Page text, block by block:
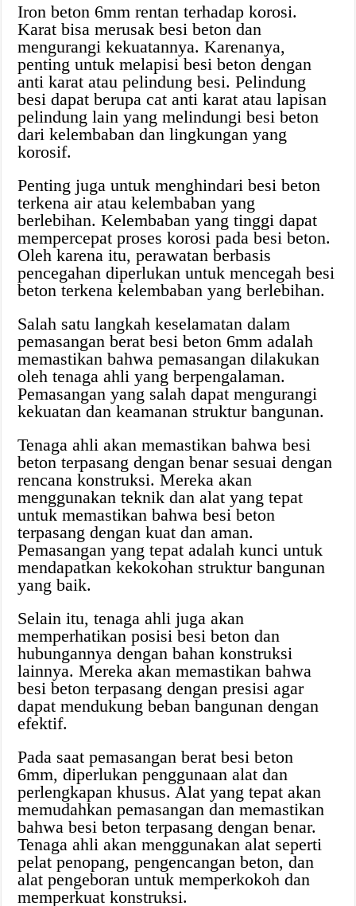
Iron beton 6mm rentan terhadap korosi.
Karat bisa merusak besi beton dan
mengurangi kekuatannya. Karenanya,
penting untuk melapisi besi beton dengan
anti karat atau pelindung besi. Pelindung
besi dapat berupa cat anti karat atau lapisan
pelindung lain yang melindungi besi beton
dari kelembaban dan lingkungan yang
korosif.
Penting juga untuk menghindari besi beton
terkena air atau kelembaban yang
berlebihan. Kelembaban yang tinggi dapat
mempercepat proses korosi pada besi beton.
Oleh karena itu, perawatan berbasis
pencegahan diperlukan untuk mencegah besi
beton terkena kelembaban yang berlebihan.
Salah satu langkah keselamatan dalam
pemasangan berat besi beton 6mm adalah
memastikan bahwa pemasangan dilakukan
oleh tenaga ahli yang berpengalaman.
Pemasangan yang salah dapat mengurangi
kekuatan dan keamanan struktur bangunan.
Tenaga ahli akan memastikan bahwa besi
beton terpasang dengan benar sesuai dengan
rencana konstruksi. Mereka akan
menggunakan teknik dan alat yang tepat
untuk memastikan bahwa besi beton
terpasang dengan kuat dan aman.
Pemasangan yang tepat adalah kunci untuk
mendapatkan kekokohan struktur bangunan
yang baik.
Selain itu, tenaga ahli juga akan
memperhatikan posisi besi beton dan
hubungannya dengan bahan konstruksi
lainnya. Mereka akan memastikan bahwa
besi beton terpasang dengan presisi agar
dapat mendukung beban bangunan dengan
efektif.
Pada saat pemasangan berat besi beton
6mm, diperlukan penggunaan alat dan
perlengkapan khusus. Alat yang tepat akan
memudahkan pemasangan dan memastikan
bahwa besi beton terpasang dengan benar.
Tenaga ahli akan menggunakan alat seperti
pelat penopang, pengencangan beton, dan
alat pengeboran untuk memperkokoh dan
memperkuat konstruksi.